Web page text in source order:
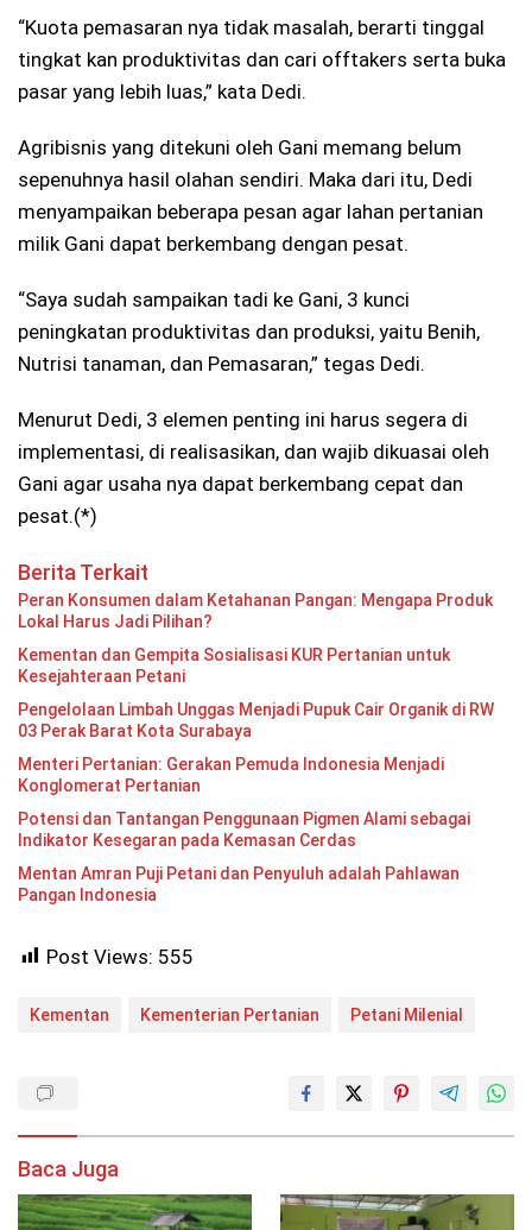
“Kuota pemasaran nya tidak masalah, berarti tinggal
tingkat kan produktivitas dan cari offtakers serta buka
pasar yang lebih luas,” kata Dedi.
Agribisnis yang ditekuni oleh Gani memang belum
sepenuhnya hasil olahan sendiri. Maka dari itu, Dedi
menyampaikan beberapa pesan agar lahan pertanian
milik Gani dapat berkembang dengan pesat.
“Saya sudah sampaikan tadi ke Gani, 3 kunci
peningkatan produktivitas dan produksi, yaitu Benih,
Nutrisi tanaman, dan Pemasaran,” tegas Dedi.
Menurut Dedi, 3 elemen penting ini harus segera di
implementasi, di realisasikan, dan wajib dikuasai oleh
Gani agar usaha nya dapat berkembang cepat dan
pesat.(*)
Berita Terkait
Peran Konsumen dalam Ketahanan Pangan: Mengapa Produk
Lokal Harus Jadi Pilihan?
Kementan dan Gempita Sosialisasi KUR Pertanian untuk
Kesejahteraan Petani
Pengelolaan Limbah Unggas Menjadi Pupuk Cair Organik di RW
03 Perak Barat Kota Surabaya
Menteri Pertanian: Gerakan Pemuda Indonesia Menjadi
Konglomerat Pertanian
Potensi dan Tantangan Penggunaan Pigmen Alami sebagai
Indikator Kesegaran pada Kemasan Cerdas
Mentan Amran Puji Petani dan Penyuluh adalah Pahlawan
Pangan Indonesia
Post Views: 555
Kementan Kementerian Pertanian Petani Milenial
Baca Juga